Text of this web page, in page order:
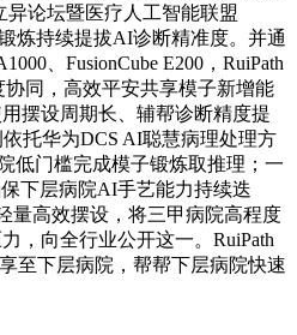
异论坛暨医疗人工智能联盟
炼持续提拔AI诊断精准度。并通
、FusionCube E200，RuiPath
同，高效平安共享模子新增能
摆设周期长、辅帮诊断精度提
托华为DCS AI聪慧病理处理方
低门槛完成模子锻炼取推理；一
下层病院AI手艺能力持续迭
量高效摆设，将三甲病院高程度
，向全行业公开这一。RuiPath
至下层病院，帮帮下层病院快速